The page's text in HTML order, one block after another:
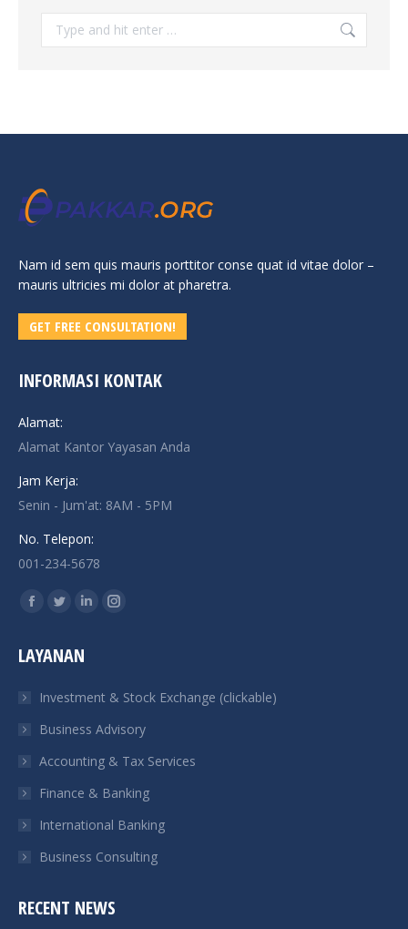
Nam id sem quis mauris porttitor conse quat id vitae dolor –
mauris ultricies mi dolor at pharetra.
GET FREE CONSULTATION!
INFORMASI KONTAK
Alamat:
Alamat Kantor Yayasan Anda
Jam Kerja:
Senin - Jum'at: 8AM - 5PM
No. Telepon:
001-234-5678
Find us on:
Facebook
opens
new
window
Twitter
opens
new
window
Linkedin
new
window
Instagram
new
window
LAYANAN
Investment & Stock Exchange (clickable)
Business Advisory
Accounting & Tax Services
Finance & Banking
International Banking
Business Consulting
RECENT NEWS